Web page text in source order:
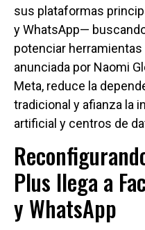
sus plataformas
y WhatsApp—
potenciar
anunciada por Naomi
Meta, reduce la
tradicional y afianza la
artificial y centros de
Plus llega a
y WhatsApp